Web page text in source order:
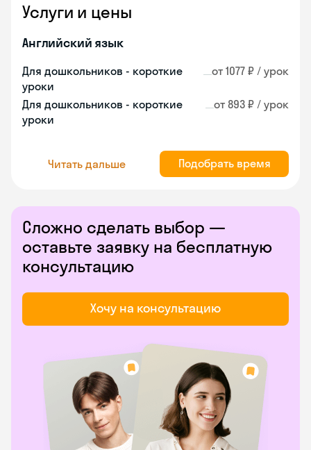
Услуги и цены
Английский язык
Для дошкольников - короткие
уроки
от 1077 ₽ / урок
Для дошкольников - короткие
уроки
от 893 ₽ / урок
Читать дальше Подобрать время
Сложно сделать выбор —
оставьте заявку на бесплатную
консультацию
Хочу на консультацию